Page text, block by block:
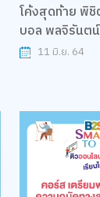
โค้งสุดท้าย พิ
บอล พลจิรันต
B2S Smart to U
11 มิ.ย. 64